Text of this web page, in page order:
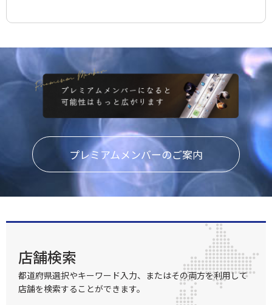
プレミアムメンバーのご案内
店舗検索
都道府県選択やキーワード入力、またはその両方を利用して
店舗を検索することができます。